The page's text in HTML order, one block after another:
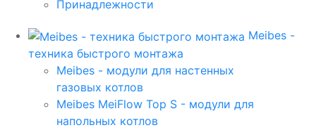
Принадлежности
Meibes -
техника быстрого монтажа
Meibes - модули для настенных
газовых котлов
Meibes MeiFlow Top S - модули для
напольных котлов